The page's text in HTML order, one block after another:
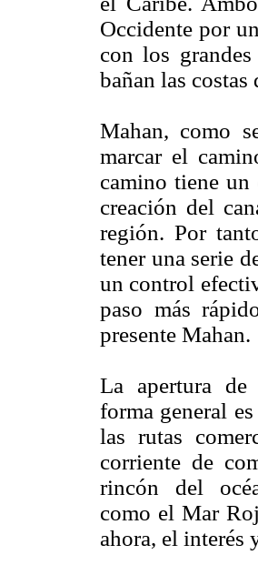
Occidente por
con los
bañan las costas
Mahan, como
marcar el
camino tiene
creación del
región. Por
tener una serie
un control
paso más
presente Mahan.
La apertura de
forma general
las rutas
corriente de
rincón del
como el Mar
ahora, el interés